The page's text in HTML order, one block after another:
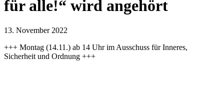
für alle!“ wird angehört
13. November 2022
+++ Montag (14.11.) ab 14 Uhr im Ausschuss für Inneres,
Sicherheit und Ordnung +++